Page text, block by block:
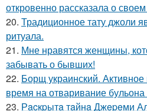
откровенно рассказала о
20. Традиционное тату джоли
ритуала.
21. Мне нравятся женщины,
забывать о бывших!
22. Борщ украинский.
время на отваривание
23. Рacкpытa тaйнa Джepeми